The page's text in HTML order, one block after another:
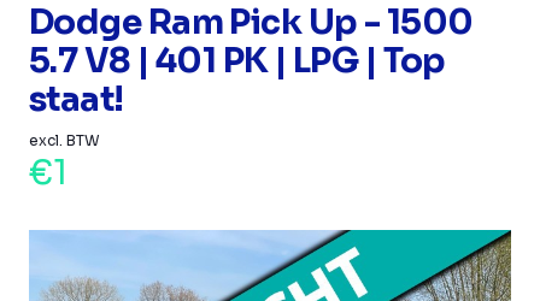
Dodge Ram Pick Up - 1500
5.7 V8 | 401 PK | LPG | Top
staat!
excl. BTW
€1